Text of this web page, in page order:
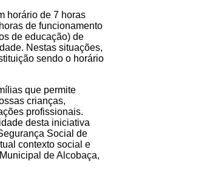
horário de 7 horas
de funcionamento
de educação) de
Nestas situações,
sendo o horário
que permite
crianças,
profissionais.
desta iniciativa
Social de
contexto social e
de Alcobaça,